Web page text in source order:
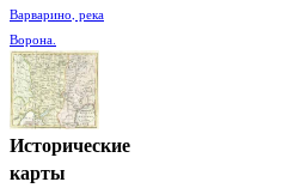
Варварино, река
Ворона.
Исторические
карты